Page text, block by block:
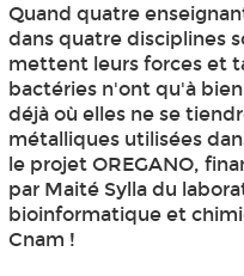
Quand quatre
dans quatre disciplines
mettent leurs forces et
bactéries n'ont qu'à
déjà où elles ne se
métalliques utilisées
le projet OREGANO,
par Maité Sylla du
bioinformatique et
Cnam !